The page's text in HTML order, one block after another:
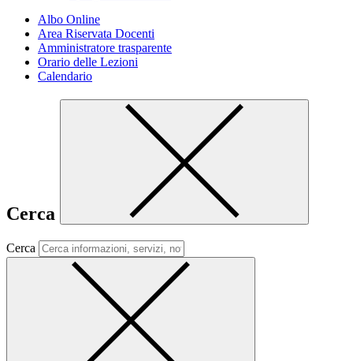
Albo Online
Area Riservata Docenti
Amministratore trasparente
Orario delle Lezioni
Calendario
Cerca
Cerca